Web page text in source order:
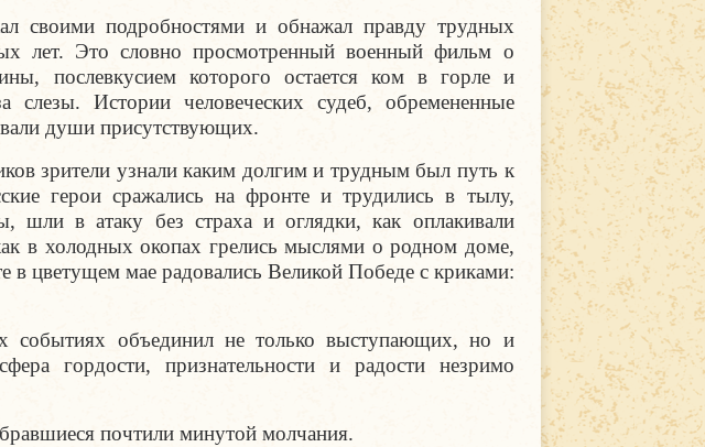
своими подробностями и обнажал правду трудных
лет. Это словно просмотренный военный фильм о
послевкусием которого остается ком в горле и
слезы. Истории человеческих судеб, обремененные
души присутствующих.
зрители узнали каким долгим и трудным был путь к
герои сражались на фронте и трудились в тылу,
шли в атаку без страха и оглядки, как оплакивали
в холодных окопах грелись мыслями о родном доме,
в цветущем мае радовались Великой Победе с криками:
событиях объединил не только выступающих, но и
гордости, признательности и радости незримо
почтили минутой молчания.